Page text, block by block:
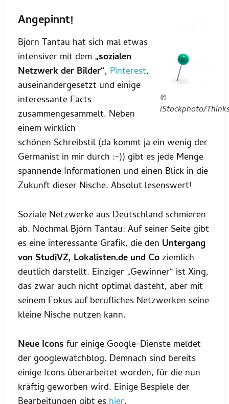
©
iStockphoto/
Angepinnt!
Björn Tantau hat sich mal etwas
intensiver mit dem „sozialen
Netzwerk der Bilder“, Pinterest,
auseinandergesetzt und einige
interessante Facts
zusammengesammelt. Neben
einem wirklich
schönen Schreibstil (da kommt ja ein wenig der
Germanist in mir durch :-)) gibt es jede Menge
spannende Informationen und einen Blick in die
Zukunft dieser Nische. Absolut lesenswert!
Soziale Netzwerke aus Deutschland schmieren
ab. Nochmal Björn Tantau: Auf seiner Seite gibt
es eine interessante Grafik, die den Untergang
von StudiVZ, Lokalisten.de und Co ziemlich
deutlich darstellt. Einziger „Gewinner“ ist Xing,
das zwar auch nicht optimal dasteht, aber mit
seinem Fokus auf berufliches Netzwerken seine
kleine Nische nutzen kann.
Neue Icons für einige Google-Dienste meldet
der googlewatchblog. Demnach sind bereits
einige Icons überarbeitet worden, für die nun
kräftig geworben wird. Einige Bespiele der